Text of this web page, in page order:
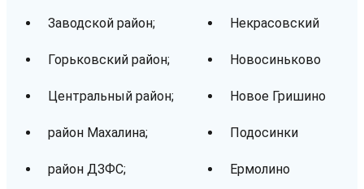
Заводской район;
Горьковский район;
Центральный район;
район Махалина;
район ДЗФС;
Некрасовский
Новосиньково
Новое Гришино
Подосинки
Ермолино